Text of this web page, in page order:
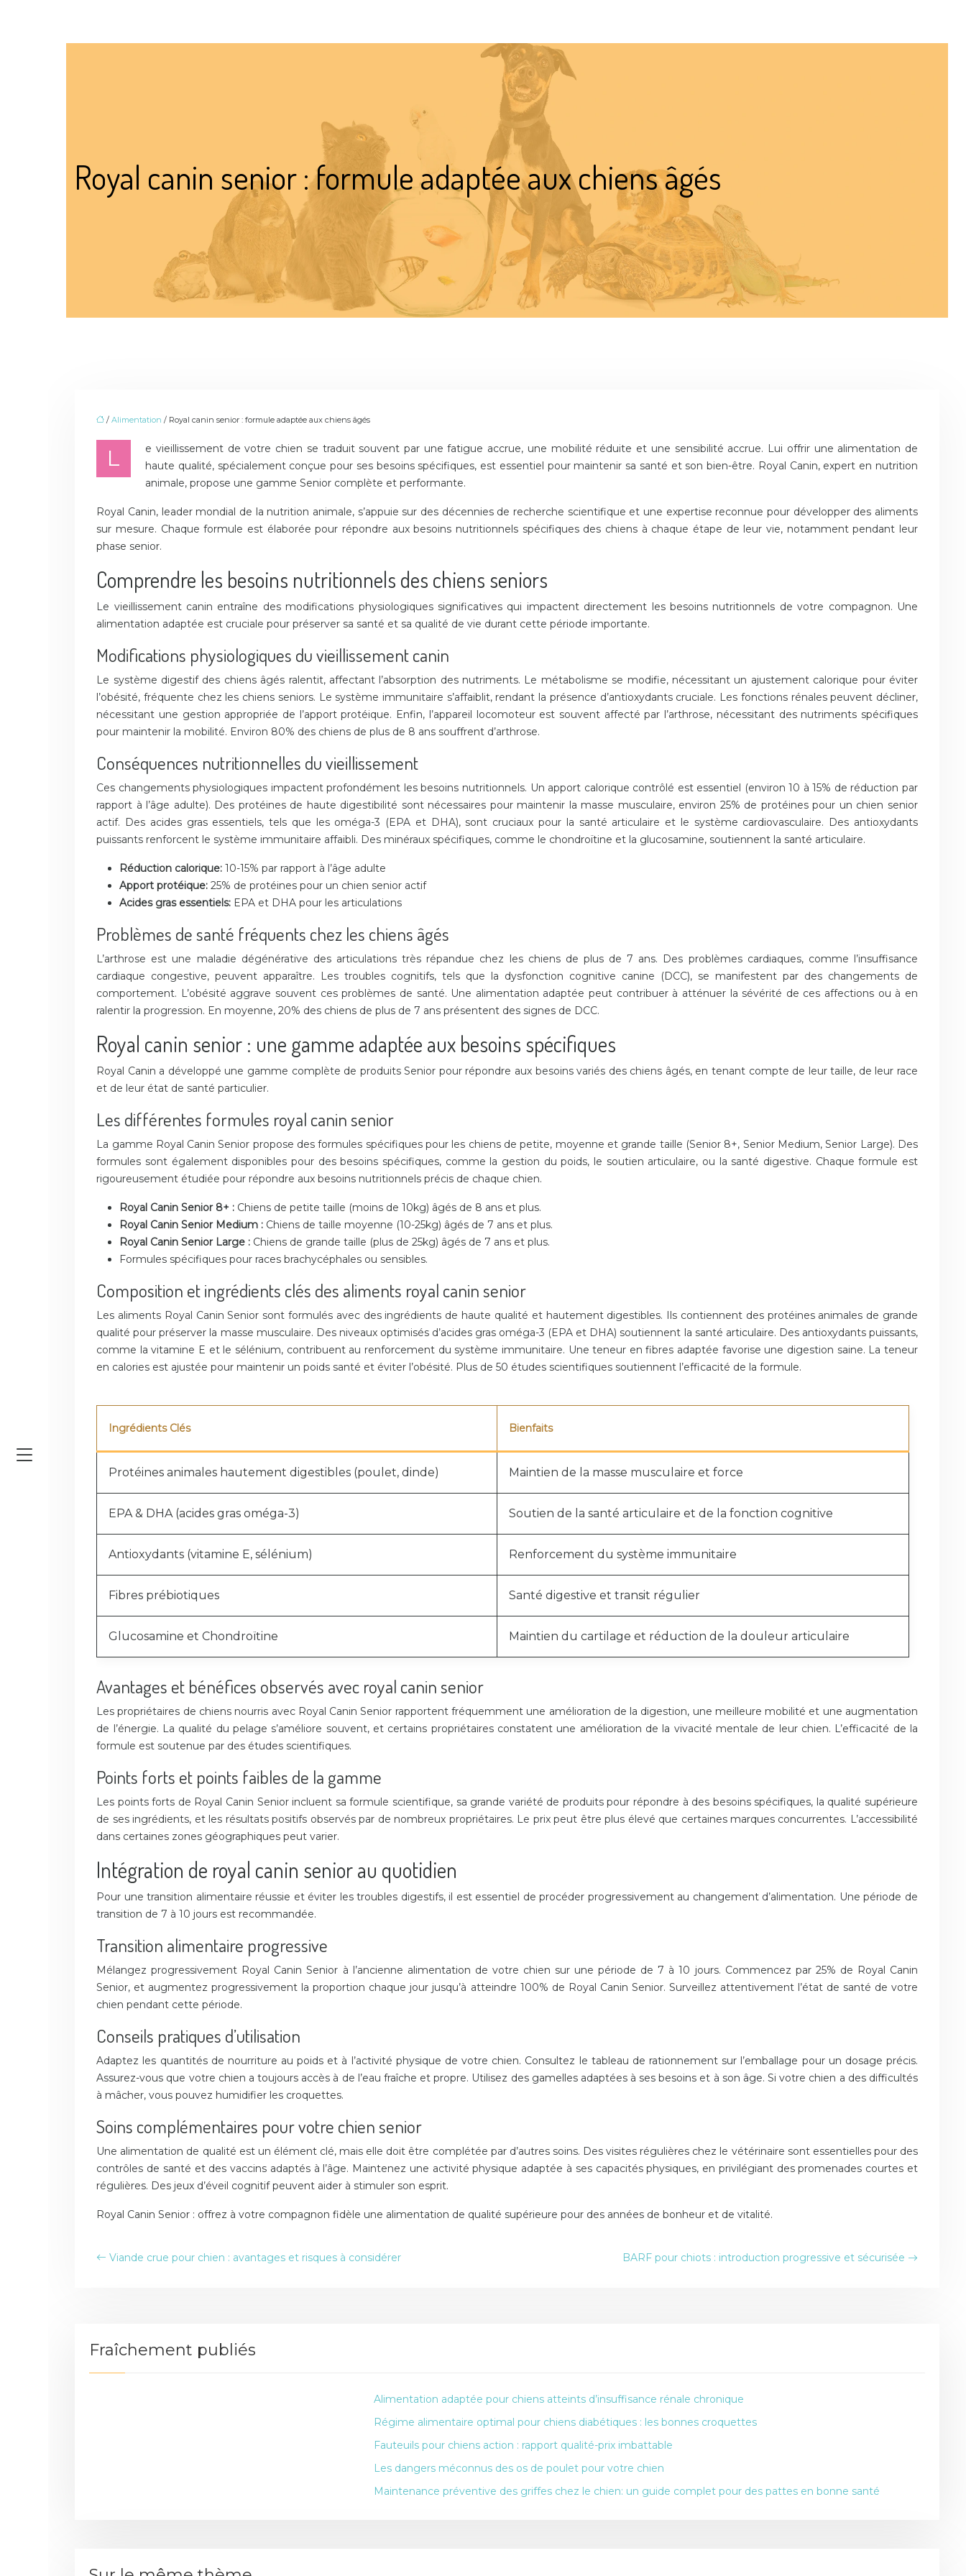
Royal canin senior : formule adaptée aux chiens âgés
/Alimentation / Royal canin senior : formule adaptée aux chiens âgés
L
e vieillissement de votre chien se traduit souvent par une fatigue accrue, une mobilité réduite et une sensibilité accrue. Lui offrir une alimentation de
haute qualité, spécialement conçue pour ses besoins spécifiques, est essentiel pour maintenir sa santé et son bien-être. Royal Canin, expert en nutrition
animale, propose une gamme Senior complète et performante.
Royal Canin, leader mondial de la nutrition animale, s’appuie sur des décennies de recherche scientifique et une expertise reconnue pour développer des aliments
sur mesure. Chaque formule est élaborée pour répondre aux besoins nutritionnels spécifiques des chiens à chaque étape de leur vie, notamment pendant leur
phase senior.
Comprendre les besoins nutritionnels des chiens seniors
Le vieillissement canin entraîne des modifications physiologiques significatives qui impactent directement les besoins nutritionnels de votre compagnon. Une
alimentation adaptée est cruciale pour préserver sa santé et sa qualité de vie durant cette période importante.
Modifications physiologiques du vieillissement canin
Le système digestif des chiens âgés ralentit, affectant l’absorption des nutriments. Le métabolisme se modifie, nécessitant un ajustement calorique pour éviter
l’obésité, fréquente chez les chiens seniors. Le système immunitaire s’affaiblit, rendant la présence d’antioxydants cruciale. Les fonctions rénales peuvent décliner,
nécessitant une gestion appropriée de l’apport protéique. Enfin, l’appareil locomoteur est souvent affecté par l’arthrose, nécessitant des nutriments spécifiques
pour maintenir la mobilité. Environ 80% des chiens de plus de 8 ans souffrent d’arthrose.
Conséquences nutritionnelles du vieillissement
Ces changements physiologiques impactent profondément les besoins nutritionnels. Un apport calorique contrôlé est essentiel (environ 10 à 15% de réduction par
rapport à l’âge adulte). Des protéines de haute digestibilité sont nécessaires pour maintenir la masse musculaire, environ 25% de protéines pour un chien senior
actif. Des acides gras essentiels, tels que les oméga-3 (EPA et DHA), sont cruciaux pour la santé articulaire et le système cardiovasculaire. Des antioxydants
puissants renforcent le système immunitaire affaibli. Des minéraux spécifiques, comme le chondroïtine et la glucosamine, soutiennent la santé articulaire.
Réduction calorique:10-15% par rapport à l’âge adulte
Apport protéique:25% de protéines pour un chien senior actif
Acides gras essentiels: EPA et DHA pour les articulations
Problèmes de santé fréquents chez les chiens âgés
L’arthrose est une maladie dégénérative des articulations très répandue chez les chiens de plus de 7 ans. Des problèmes cardiaques, comme l’insuffisance
cardiaque congestive, peuvent apparaître. Les troubles cognitifs, tels que la dysfonction cognitive canine (DCC), se manifestent par des changements de
comportement. L’obésité aggrave souvent ces problèmes de santé. Une alimentation adaptée peut contribuer à atténuer la sévérité de ces affections ou à en
ralentir la progression. En moyenne, 20% des chiens de plus de 7 ans présentent des signes de DCC.
Royal canin senior : une gamme adaptée aux besoins spécifiques
Royal Canin a développé une gamme complète de produits Senior pour répondre aux besoins variés des chiens âgés, en tenant compte de leur taille, de leur race
et de leur état de santé particulier.
Les différentes formules royal canin senior
La gamme Royal Canin Senior propose des formules spécifiques pour les chiens de petite, moyenne et grande taille (Senior 8+, Senior Medium, Senior Large). Des
formules sont également disponibles pour des besoins spécifiques, comme la gestion du poids, le soutien articulaire, ou la santé digestive. Chaque formule est
rigoureusement étudiée pour répondre aux besoins nutritionnels précis de chaque chien.
Royal Canin Senior 8+ : Chiens de petite taille (moins de 10kg) âgés de 8 ans et plus.
Royal Canin Senior Medium : Chiens de taille moyenne (10-25kg) âgés de 7 ans et plus.
Royal Canin Senior Large : Chiens de grande taille (plus de 25kg) âgés de 7 ans et plus.
Formules spécifiques pour races brachycéphales ou sensibles.
Composition et ingrédients clés des aliments royal canin senior
Les aliments Royal Canin Senior sont formulés avec des ingrédients de haute qualité et hautement digestibles. Ils contiennent des protéines animales de grande
qualité pour préserver la masse musculaire. Des niveaux optimisés d’acides gras oméga-3 (EPA et DHA) soutiennent la santé articulaire. Des antioxydants puissants,
comme la vitamine E et le sélénium, contribuent au renforcement du système immunitaire. Une teneur en fibres adaptée favorise une digestion saine. La teneur
en calories est ajustée pour maintenir un poids santé et éviter l’obésité. Plus de 50 études scientifiques soutiennent l’efficacité de la formule.
Ingrédients Clés Bienfaits
Protéines animales hautement digestibles (poulet, dinde) Maintien de la masse musculaire et force
EPA & DHA (acides gras oméga-3) Soutien de la santé articulaire et de la fonction cognitive
Antioxydants (vitamine E, sélénium) Renforcement du système immunitaire
Fibres prébiotiques Santé digestive et transit régulier
Glucosamine et Chondroïtine Maintien du cartilage et réduction de la douleur articulaire
Avantages et bénéfices observés avec royal canin senior
Les propriétaires de chiens nourris avec Royal Canin Senior rapportent fréquemment une amélioration de la digestion, une meilleure mobilité et une augmentation
de l’énergie. La qualité du pelage s’améliore souvent, et certains propriétaires constatent une amélioration de la vivacité mentale de leur chien. L’efficacité de la
formule est soutenue par des études scientifiques.
Points forts et points faibles de la gamme
Les points forts de Royal Canin Senior incluent sa formule scientifique, sa grande variété de produits pour répondre à des besoins spécifiques, la qualité supérieure
de ses ingrédients, et les résultats positifs observés par de nombreux propriétaires. Le prix peut être plus élevé que certaines marques concurrentes. L’accessibilité
dans certaines zones géographiques peut varier.
Intégration de royal canin senior au quotidien
Pour une transition alimentaire réussie et éviter les troubles digestifs, il est essentiel de procéder progressivement au changement d’alimentation. Une période de
transition de 7 à 10 jours est recommandée.
Transition alimentaire progressive
Mélangez progressivement Royal Canin Senior à l’ancienne alimentation de votre chien sur une période de 7 à 10 jours. Commencez par 25% de Royal Canin
Senior, et augmentez progressivement la proportion chaque jour jusqu’à atteindre 100% de Royal Canin Senior. Surveillez attentivement l’état de santé de votre
chien pendant cette période.
Conseils pratiques d’utilisation
Adaptez les quantités de nourriture au poids et à l’activité physique de votre chien. Consultez le tableau de rationnement sur l’emballage pour un dosage précis.
Assurez-vous que votre chien a toujours accès à de l’eau fraîche et propre. Utilisez des gamelles adaptées à ses besoins et à son âge. Si votre chien a des difficultés
à mâcher, vous pouvez humidifier les croquettes.
Soins complémentaires pour votre chien senior
Une alimentation de qualité est un élément clé, mais elle doit être complétée par d’autres soins. Des visites régulières chez le vétérinaire sont essentielles pour des
contrôles de santé et des vaccins adaptés à l’âge. Maintenez une activité physique adaptée à ses capacités physiques, en privilégiant des promenades courtes et
régulières. Des jeux d’éveil cognitif peuvent aider à stimuler son esprit.
Royal Canin Senior : offrez à votre compagnon fidèle une alimentation de qualité supérieure pour des années de bonheur et de vitalité.
Viande crue pour chien : avantages et risques à considérer BARF pour chiots : introduction progressive et sécurisée
Fraîchement publiés
Alimentation adaptée pour chiens atteints d’insuffisance rénale chronique
Régime alimentaire optimal pour chiens diabétiques : les bonnes croquettes
Fauteuils pour chiens action : rapport qualité-prix imbattable
Les dangers méconnus des os de poulet pour votre chien
Maintenance préventive des griffes chez le chien: un guide complet pour des pattes en bonne santé